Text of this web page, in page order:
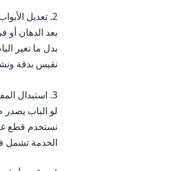
2. تعديل الأبواب بعد الدهان أو الرطوبة
بعد الدهان أو
بدل ما تغير
نقيس بدقة
3. استبدال المفصلات والمقابض والأقفال
لو الباب
نستخدم قطع
الخدمة تشمل